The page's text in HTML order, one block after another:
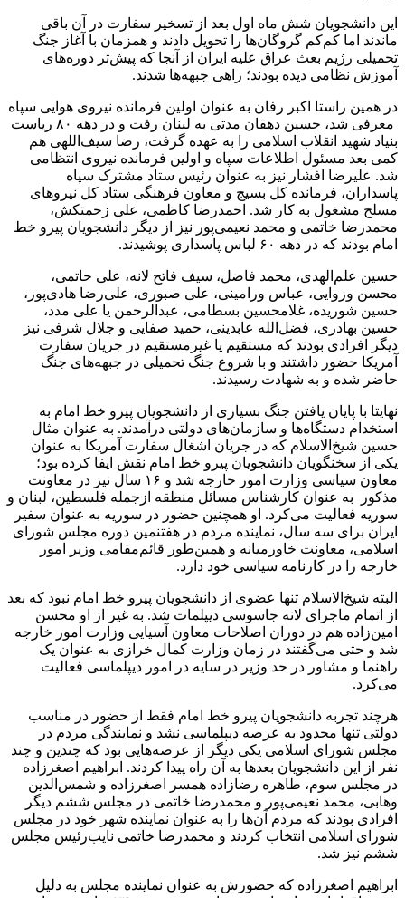
این دانشجویان شش ماه اول بعد از تسخیر سفارت در آن باقی
ماندند اما کم‌کم گروگان‌ها را تحویل دادند و همزمان با آغاز جنگ
تحمیلی رژیم بعث عراق علیه ایران از آنجا که پیش‌تر دوره‌های
آموزش نظامی دیده بودند؛ راهی جبهه‌ها شدند.
در همین راستا اکبر رفان به عنوان اولین فرمانده نیروی هوایی سپاه
معرفی شد، حسین دهقان مدتی به لبنان رفت و در دهه ۸۰ ریاست
بنیاد شهید انقلاب اسلامی را به عهده گرفت، رضا سیف‌اللهی هم
کمی بعد مسئول اطلاعات سپاه و اولین فرمانده نیروی انتظامی
شد. علیرضا افشار نیز به عنوان رئیس ستاد مشترک سپاه
پاسداران، فرمانده کل بسیج و معاون فرهنگی ستاد کل نیروهای
مسلح مشغول به کار شد. احمدرضا کاظمی، علی زحمتکش،
محمدرضا خاتمی و محمد نعیمی‌پور نیز از دیگر دانشجویان پیرو خط
امام بودند که در دهه ۶۰ لباس پاسداری پوشیدند.
حسین علم‌الهدی، محمد فاضل، سیف فاتح لانه، علی حاتمی،
محسن وزوایی، عباس ورامینی، علی صبوری، علی‌رضا هادی‌پور،
حسین شوریده، غلامحسین بسطامی، عبدالرحمن یا علی مدد،
حسین بهادری، فضل‌الله عابدینی، حمید صفایی و جلال شرفی نیز
دیگر افرادی بودند که مستقیم یا غیرمستقیم در جریان سفارت
آمریکا حضور داشتند و با شروع جنگ تحمیلی در جبهه‌های جنگ
حاضر شده و به شهادت رسیدند.
نهایتا با پایان یافتن جنگ بسیاری از دانشجویان پیرو خط امام به
استخدام دستگاه‌ها و سازمان‌های دولتی درآمدند. به عنوان مثال
حسین شیخ‌الاسلام که در جریان اشغال سفارت آمریکا به عنوان
یکی از سخنگویان دانشجویان پیرو خط امام نقش ایفا کرده بود؛
معاون سیاسی وزارت امور خارجه شد و ۱۶ سال نیز در معاونت
مذکور به عنوان کارشناس مسائل منطقه ازجمله فلسطین، لبنان و
سوریه فعالیت می‌کرد. او همچنین حضور در سوریه به عنوان سفیر
ایران برای سه سال، نماینده مردم در هفتنمین دوره مجلس شورای
اسلامی، معاونت خاورمیانه و همین‌طور قائم‌مقامی وزیر امور
خارجه را در کارنامه سیاسی خود دارد.
البته شیخ‌الاسلام تنها عضوی از دانشجویان پیرو خط امام نبود که بعد
از اتمام ماجرای لانه جاسوسی دیپلمات شد. به غیر از او محسن
امین‌زاده هم در دوران اصلاحات معاون آسیایی وزارت امور خارجه
شد و حتی می‌گفتند در زمان وزارت کمال خرازی به عنوان یک
راهنما و مشاور در حد وزیر در سایه در امور دیپلماسی فعالیت
می‌کرد.
هرچند تجربه دانشجویان پیرو خط امام فقط از حضور در مناسب
دولتی تنها محدود به عرصه دیپلماسی نشد و نمایندگی مردم در
مجلس شورای اسلامی یکی دیگر از عرصه‌هایی بود که چندین و چند
نفر از این دانشجویان بعدها به آن راه پیدا کردند. ابراهیم اصغرزاده
در مجلس سوم، طاهره رضا‌زاده همسر اصغرزاده و شمس‌الدین
وهابی، محمد نعیمی‌پور و محمدرضا خاتمی در مجلس ششم دیگر
افرادی بودند که مردم آن‌ها را به عنوان نماینده شهر خود در مجلس
شورای اسلامی انتخاب کردند و محمدرضا خاتمی نایب‌رئیس مجلس
ششم نیز شد.
ابراهیم اصغرزاده که حضورش به عنوان نماینده مجلس به دلیل